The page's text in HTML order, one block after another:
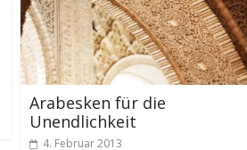
Arabesken für die
Unendlichkeit
4. Februar 2013